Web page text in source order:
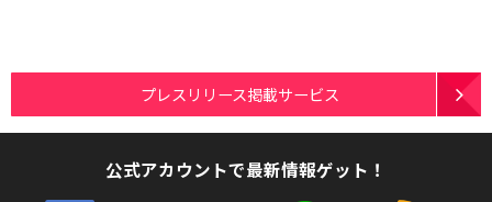
プレスリリース掲載サービス
公式アカウントで最新情報ゲット！